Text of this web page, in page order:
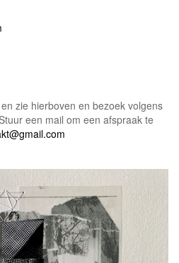
zie hierboven en bezoek volgens
een mail om een afspraak te